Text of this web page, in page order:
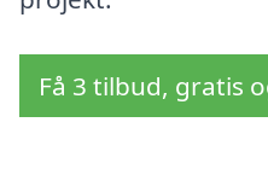
Få 3 tilbud, gratis